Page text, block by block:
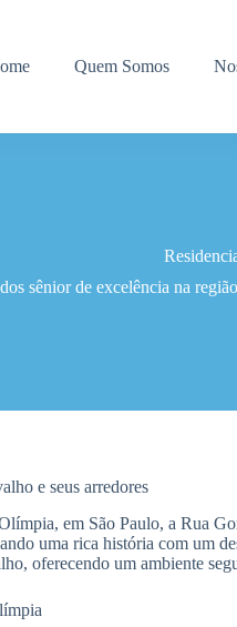
Quem Somos
sênior de excelência na
e seus arredores
em São Paulo, a Rua
uma rica história com um
oferecendo um ambiente